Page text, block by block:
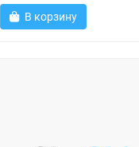
В корзину